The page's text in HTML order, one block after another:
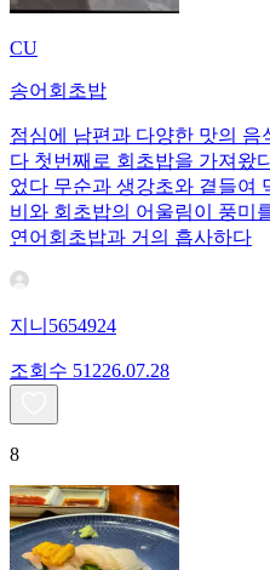
CU
송어회초밥
점심에 남편과 다양한 맛의
다 첫번째로 회초밥을 가져왔
었다 무순과 생강초와 곁들여
비와 회초밥의 어울림이 풍미
연어회초밥과 거의 흡사하다
지니5654924
조회수 51226.07.28
8